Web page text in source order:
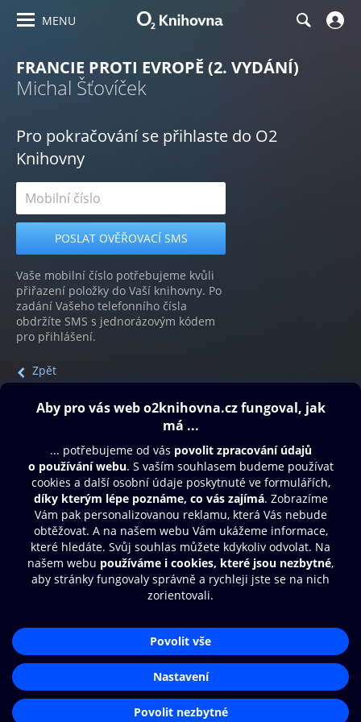
MENU
FRANCIE PROTI EVROPĚ (2. VYDÁNÍ)
Michal Šťovíček
Pro pokračování se přihlaste do O2
Knihovny
Vaše mobilní číslo potřebujeme kvůli
přiřazení položky do Vaší knihovny. Po
zadání Vašeho telefonního čísla
obdržíte SMS s jednorázovým kódem
pro přihlášení.
Zpět
Obsah ke stažení
Moje O2 Knihovna
Další zábava
© O2 Czech Republic a.s.
Přístupnost
Zásady zpracování osobních údajů
Nastavení cookies
Aplikace O2 Knihovna
Čti a poslouchej své e-knihy a
audioknihy rychleji a pohodlněji.